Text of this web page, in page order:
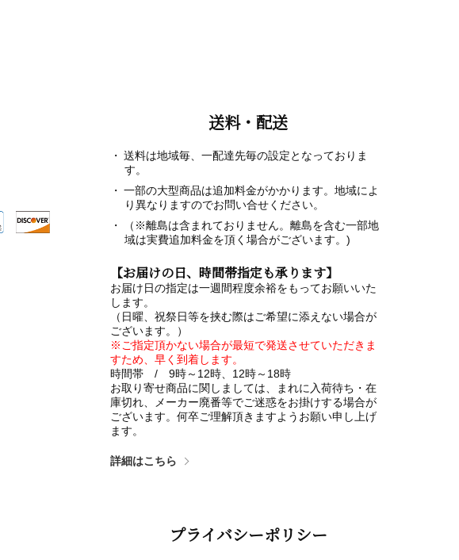
送料・配送
送料は地域毎、一配達先毎の設定となっておりま
す。
一部の大型商品は追加料金がかかります。地域によ
り異なりますのでお問い合せください。
（※離島は含まれておりません。離島を含む一部地
域は実費追加料金を頂く場合がございます。)
【お届けの日、時間帯指定も承ります】
お届け日の指定は一週間程度余裕をもってお願いいた
します。
（日曜、祝祭日等を挟む際はご希望に添えない場合が
ございます。）
※ご指定頂かない場合が最短で発送させていただきま
すため、早く到着します。
時間帯 / 9時～12時、12時～18時
お取り寄せ商品に関しましては、まれに入荷待ち・在
庫切れ、メーカー廃番等でご迷惑をお掛けする場合が
ございます。何卒ご理解頂きますようお願い申し上げ
ます。
詳細はこちら
プライバシーポリシー